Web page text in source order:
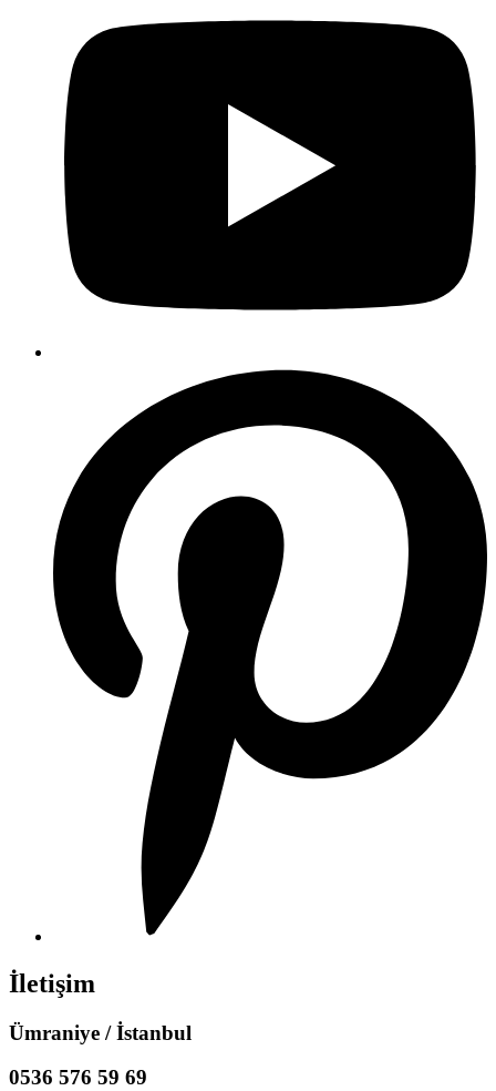
İletişim
Ümraniye / İstanbul
0536 576 59 69